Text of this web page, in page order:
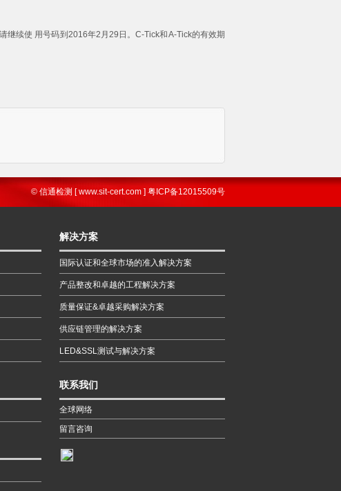
续使 用号码到2016年2月29日。C-Tick和A-Tick的有效期
© 信通检测 [ www.sit-cert.com ] 粤ICP备12015509号
解决方案
国际认证和全球市场的准入解决方案
产品整改和卓越的工程解决方案
质量保证&卓越采购解决方案
供应链管理的解决方案
LED&SSL测试与解决方案
联系我们
全球网络
留言咨询